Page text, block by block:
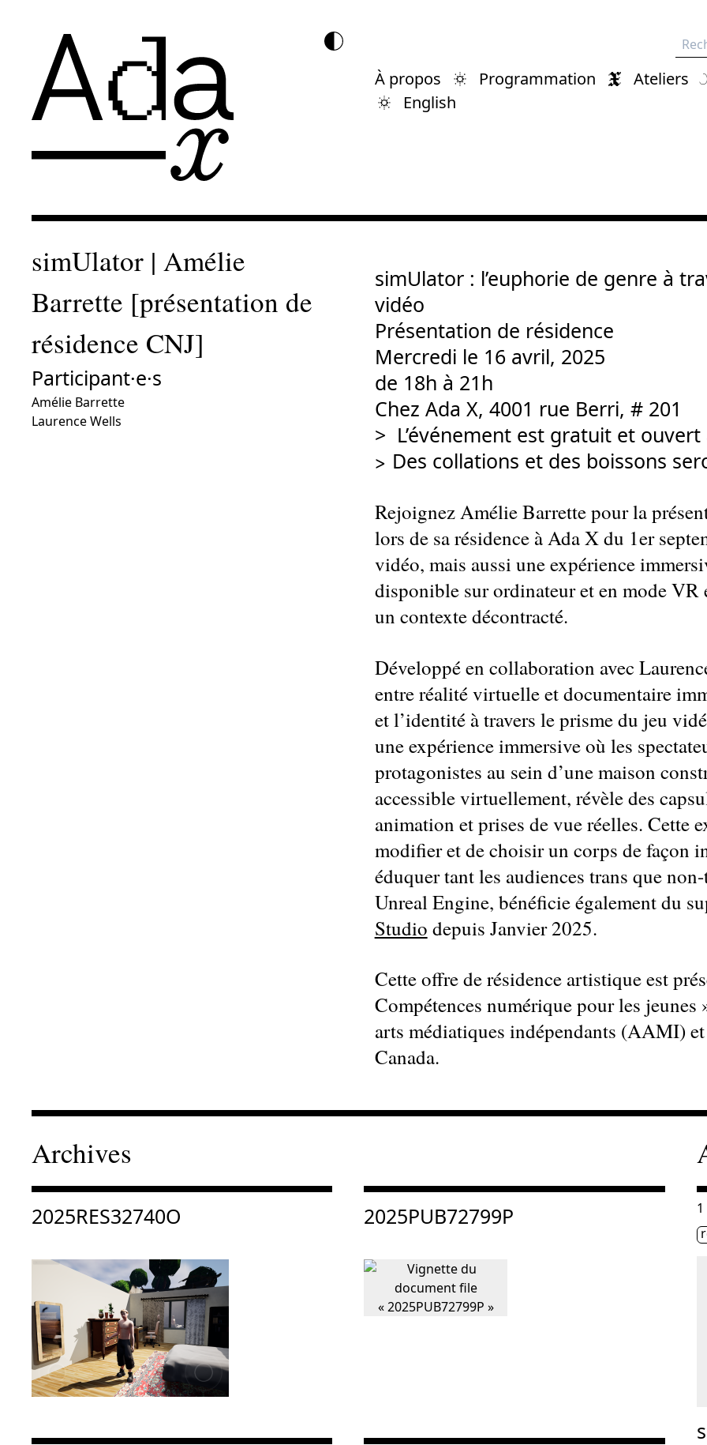
À propos Programmation Ateliers
English
simUlator | Amélie
Barrette [présentation de
résidence CNJ]
Participant·e·s
Amélie Barrette
Laurence Wells
simUlator : l’euphorie de genre à
vidéo
Présentation de résidence
Mercredi le 16 avril, 2025
de 18h à 21h
Chez Ada X, 4001 rue Berri, # 201
> L’événement est gratuit et ouvert
> Des collations et des boissons
Rejoignez Amélie Barrette pour la
lors de sa résidence à Ada X du 1er
vidéo, mais aussi une expérience
disponible sur ordinateur et en mode VR
un contexte décontracté.
Développé en collaboration avec
entre réalité virtuelle et documentaire
et l’identité à travers le prisme du jeu
une expérience immersive où les
protagonistes au sein d’une maison
accessible virtuellement, révèle des
animation et prises de vue réelles. Cette
modifier et de choisir un corps de façon
éduquer tant les audiences trans que
Unreal Engine, bénéficie également du
Studio depuis Janvier 2025.
Cette offre de résidence artistique est
Compétences numérique pour les
arts médiatiques indépendants (AAMI)
Canada.
Archives
2025RES32740O 2025PUB72799P